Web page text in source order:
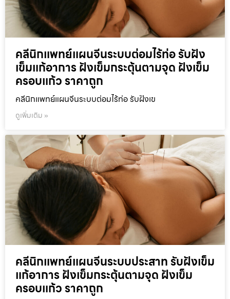
คลีนิกแพทย์แผนจีนระบบต่อมไร้ท่อ รับฝัง
เข็มแก้อาการ ฝังเข็มกระตุ้นตามจุด ฝังเข็ม
ครอบแก้ว ราคาถูก
คลีนิกแพทย์แผนจีนระบบต่อมไร้ท่อ รับฝังเข
ดูเพิ่มเติม »
คลีนิกแพทย์แผนจีนระบบประสาท รับฝังเข็ม
แก้อาการ ฝังเข็มกระตุ้นตามจุด ฝังเข็ม
ครอบแก้ว ราคาถูก